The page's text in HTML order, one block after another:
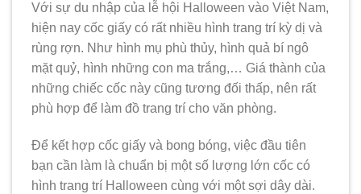
Với sự du nhập của lễ hội Halloween vào Việt Nam,
hiện nay cốc giấy có rất nhiều hình trang trí kỳ dị và
rùng rợn. Như hình mụ phù thủy, hình quả bí ngô
mặt quỷ, hình những con ma trắng,… Giá thành của
những chiếc cốc này cũng tương đối thấp, nên rất
phù hợp để làm đồ trang trí cho văn phòng.
Để kết hợp cốc giấy và bong bóng, việc đầu tiên
bạn cần làm là chuẩn bị một số lượng lớn cốc có
hình trang trí Halloween cùng với một sợi dây dài.